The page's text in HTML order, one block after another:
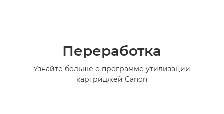
Переработка
Узнайте больше о программе утилизации
картриджей Canon